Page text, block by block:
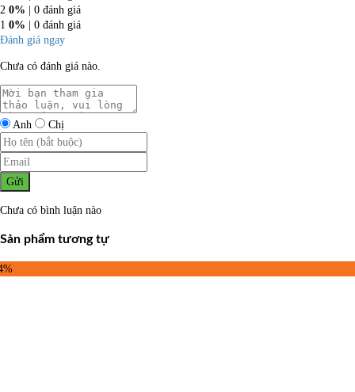
2 0% | 0 đánh giá
1 0% | 0 đánh giá
Đánh giá ngay
Chưa có đánh giá nào.
Anh Chị
Gửi
Chưa có bình luận nào
Sản phẩm tương tự